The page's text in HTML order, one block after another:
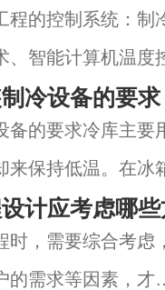
程的控制系统：制
、智能计算机温度
～20℃范围内自由
需手动操作，数字
冷设备的要求
备的要求冷库主要
来保持低温。在冰
以减少外部热量传
减少吸收太阳辐射
计应考虑哪
时，需要综合考虑
的需求等因素，才